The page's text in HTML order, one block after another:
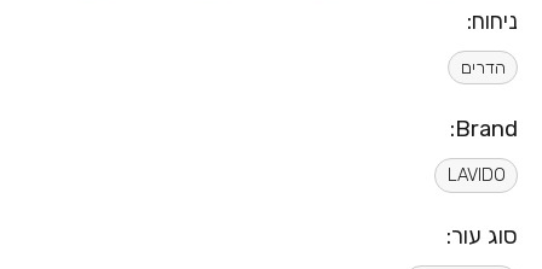
ניחוח:
הדרים
Brand:
LAVIDO
סוג עור: